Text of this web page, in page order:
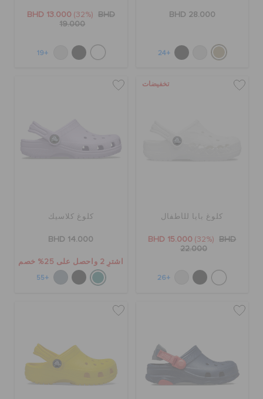
BHD 28.000
+24
BHD 13.000 (32%)
BHD
19.000
+19
تخفيضات
كلوغ بايا للأطفال
BHD 15.000 (32%)
BHD
22.000
+26
كلوغ كلاسيك
BHD 14.000
اشترِ 2 واحصل على 25% خصم
+55